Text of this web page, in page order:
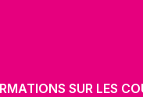
SUR LES